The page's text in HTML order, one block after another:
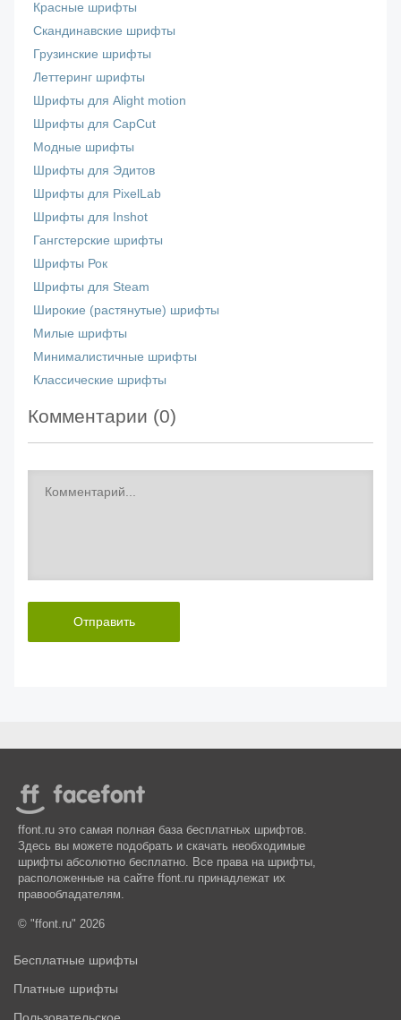
Красные шрифты
Скандинавские шрифты
Грузинские шрифты
Леттеринг шрифты
Шрифты для Alight motion
Шрифты для CapCut
Модные шрифты
Шрифты для Эдитов
Шрифты для PixelLab
Шрифты для Inshot
Гангстерские шрифты
Шрифты Рок
Шрифты для Steam
Широкие (растянутые) шрифты
Милые шрифты
Минималистичные шрифты
Классические шрифты
Комментарии (0)
Отправить
ffont.ru это самая полная база бесплатных шрифтов.
Здесь вы можете подобрать и скачать необходимые
шрифты абсолютно бесплатно. Все права на шрифты,
расположенные на сайте ffont.ru принадлежат их
правообладателям.
© "ffont.ru" 2026
Бесплатные шрифты
Платные шрифты